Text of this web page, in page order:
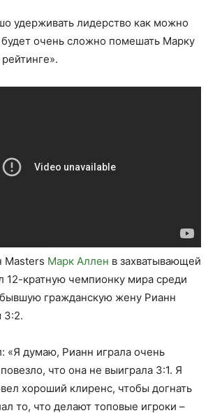
удерживать лидерство как можно
очень сложно помешать Марку
Masters Марк Аллен в захватывающей
12-кратную чемпионку мира среди
гражданскую жену Рианн
3:2.
«Я думаю, Рианн играла очень
что она не выиграла 3:1. Я
хороший клиренс, чтобы догнать
то, что делают топовые игроки –